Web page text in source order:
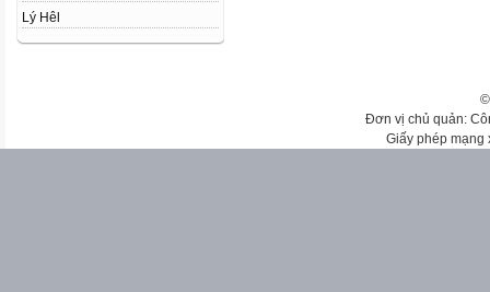
Lý Hêl
Đơn vị chủ quản:
Giấy phép mạng